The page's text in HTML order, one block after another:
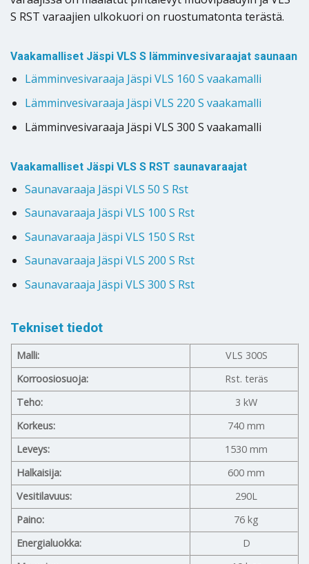
S RST varaajien ulkokuori on ruostumatonta terästä.
Vaakamalliset Jäspi VLS S lämminvesivaraajat saunaan
Lämminvesivaraaja Jäspi VLS 160 S vaakamalli
Lämminvesivaraaja Jäspi VLS 220 S vaakamalli
Lämminvesivaraaja Jäspi VLS 300 S vaakamalli
Vaakamalliset Jäspi VLS S RST saunavaraajat
Saunavaraaja Jäspi VLS 50 S Rst
Saunavaraaja Jäspi VLS 100 S Rst
Saunavaraaja Jäspi VLS 150 S Rst
Saunavaraaja Jäspi VLS 200 S Rst
Saunavaraaja Jäspi VLS 300 S Rst
Tekniset tiedot
Malli:
VLS 300S
Korroosiosuoja:
Rst. teräs
Teho:
3 kW
Korkeus:
740 mm
Leveys:
1530 mm
Halkaisija:
600 mm
Vesitilavuus:
290L
Paino:
76 kg
Energialuokka:
D